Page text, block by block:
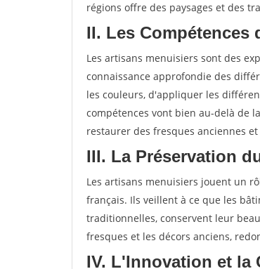
régions offre des paysages et des
II. Les Compétences
Les artisans menuisiers sont des
connaissance approfondie des
les couleurs, d'appliquer les
compétences vont bien au-delà de
restaurer des fresques anciennes
III. La Préservation
Les artisans menuisiers jouent un
français. Ils veillent à ce que les
traditionnelles, conservent leur
fresques et les décors anciens,
IV. L'Innovation et la